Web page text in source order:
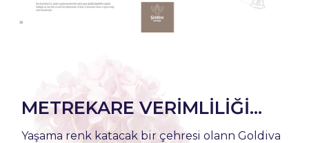
METREKARE VERİMLİLİĞİ...
Yaşama renk katacak bir çehresi olann Goldiva